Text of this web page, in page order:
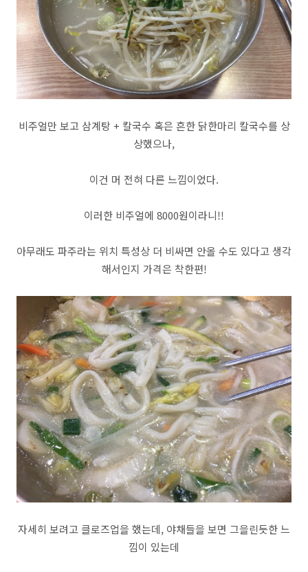
비주얼만 보고 삼계탕 + 칼국수 혹은 흔한 닭한마리 칼국수를 상
상했으나,
이건 머 전혀 다른 느낌이었다.
이러한 비주얼에 8000원이라니!!
아무래도 파주라는 위치 특성상 더 비싸면 안올 수도 있다고 생각
해서인지 가격은 착한편!
자세히 보려고 클로즈업을 했는데, 야채들을 보면 그을린듯한 느
낌이 있는데